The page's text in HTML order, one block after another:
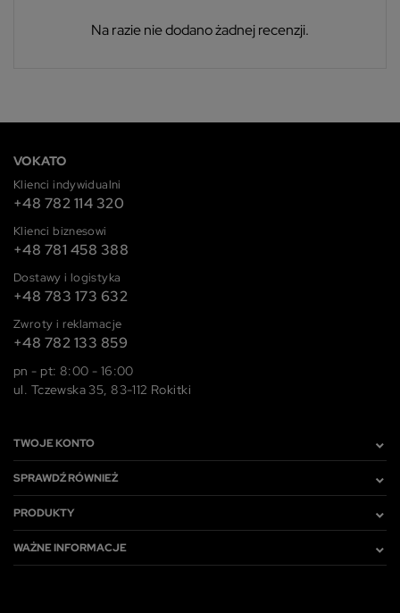
Na razie nie dodano żadnej recenzji.
VOKATO
Klienci indywidualni
+48 782 114 320
Klienci biznesowi
+48 781 458 388
Dostawy i logistyka
+48 783 173 632
Zwroty i reklamacje
+48 782 133 859
pn - pt: 8:00 - 16:00
ul. Tczewska 35, 83-112 Rokitki
TWOJE KONTO
SPRAWDŹ RÓWNIEŻ
PRODUKTY
WAŻNE INFORMACJE